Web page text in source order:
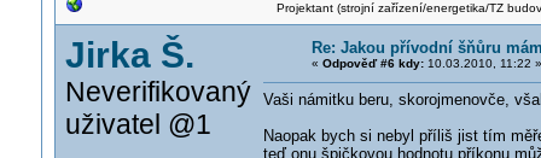
Projektant (strojní zařízení/energetika/TZ
Jirka Š.
Neverifikovaný
uživatel @1
Re: Jakou přívodní šňůru
« Odpověď #6 kdy:10.03.2010, 11:22 »
Vaši námitku beru, skorojmenovče,
Naopak bych si nebyl příliš jist tím
teď onu špičkovou hodnotu příkonu